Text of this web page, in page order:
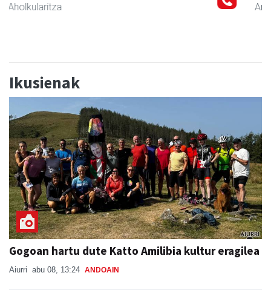
Andoain - Akademiak
Ikusienak
Gogoan hartu dute Katto Amilibia kultur eragilea
Aiurri abu 08, 13:24 ANDOAIN